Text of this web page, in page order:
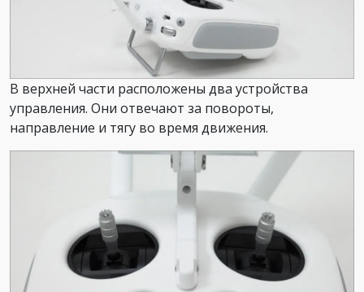
В верхней части расположены два устройства
управления. Они отвечают за повороты,
направление и тягу во время движения.